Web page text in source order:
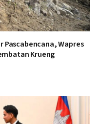
Wapres
Krueng